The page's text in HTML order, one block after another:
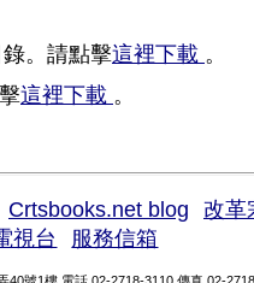
。請點擊這裡下載 。
這裡下載 。
Crtsbooks.net blog
改革
視台 服務信箱